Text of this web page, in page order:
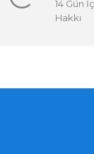
14 Gün
Hakkı